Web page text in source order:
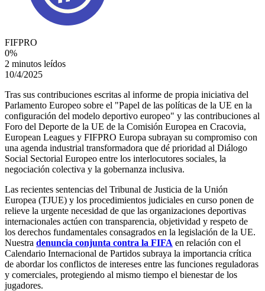
FIFPRO
0%
2 minutos leídos
10/4/2025
Tras sus contribuciones escritas al informe de propia iniciativa del
Parlamento Europeo sobre el "Papel de las políticas de la UE en la
configuración del modelo deportivo europeo" y las contribuciones al
Foro del Deporte de la UE de la Comisión Europea en Cracovia,
European Leagues y FIFPRO Europa subrayan su compromiso con
una agenda industrial transformadora que dé prioridad al Diálogo
Social Sectorial Europeo entre los interlocutores sociales, la
negociación colectiva y la gobernanza inclusiva.
Las recientes sentencias del Tribunal de Justicia de la Unión
Europea (TJUE) y los procedimientos judiciales en curso ponen de
relieve la urgente necesidad de que las organizaciones deportivas
internacionales actúen con transparencia, objetividad y respeto de
los derechos fundamentales consagrados en la legislación de la UE.
Nuestra denuncia conjunta contra la FIFA en relación con el
Calendario Internacional de Partidos subraya la importancia crítica
de abordar los conflictos de intereses entre las funciones reguladoras
y comerciales, protegiendo al mismo tiempo el bienestar de los
jugadores.